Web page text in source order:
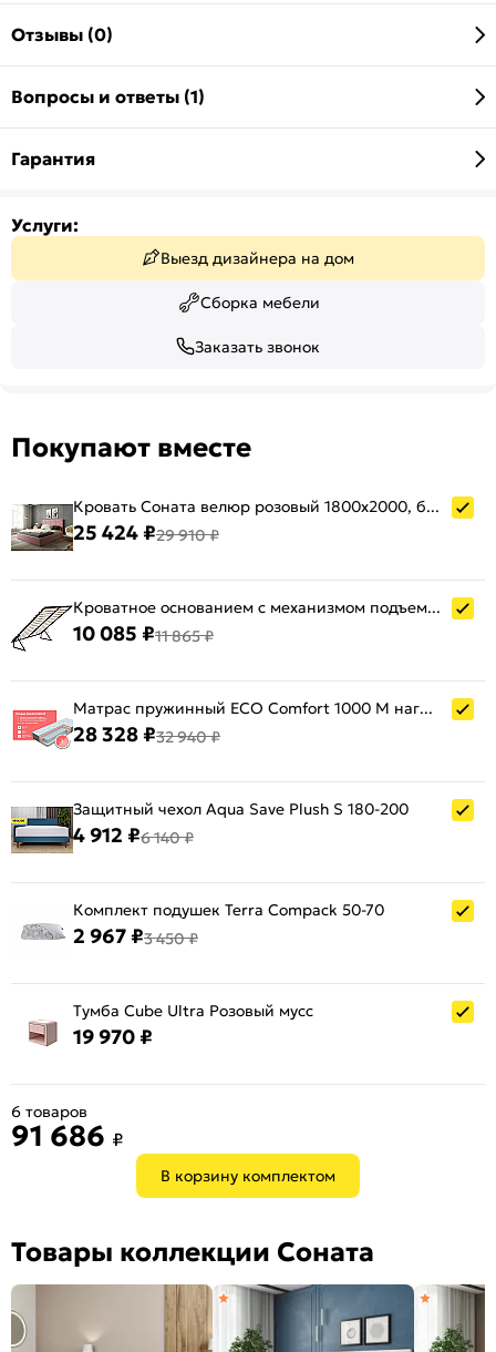
Отзывы (0)
Вопросы и ответы (1)
Гарантия
Услуги:
Выезд дизайнера на дом
Сборка мебели
Заказать звонок
Покупают вместе
Кровать Соната велюр розовый 1800x2000, без ортопедического основания, изголовье мягкое
25 424 ₽29 910 ₽
Кроватное основанием с механизмом подъема 180х200
10 085 ₽11 865 ₽
Матрас пружинный ECO Comfort 1000 M нагрузка до 140 кг 1800x2000
28 328 ₽32 940 ₽
Защитный чехол Aqua Save Plush S 180-200
4 912 ₽6 140 ₽
Комплект подушек Terra Compack 50-70
2 967 ₽3 450 ₽
Тумба Cube Ultra Розовый мусс
19 970 ₽
В корзину комплектом
6 товаров
91 686 ₽
Товары коллекции Соната